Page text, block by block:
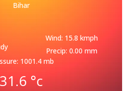
Bihar
Wind: 15.8 kmph
Precip: 0.00 mm
1001.4 mb
31.6 °c